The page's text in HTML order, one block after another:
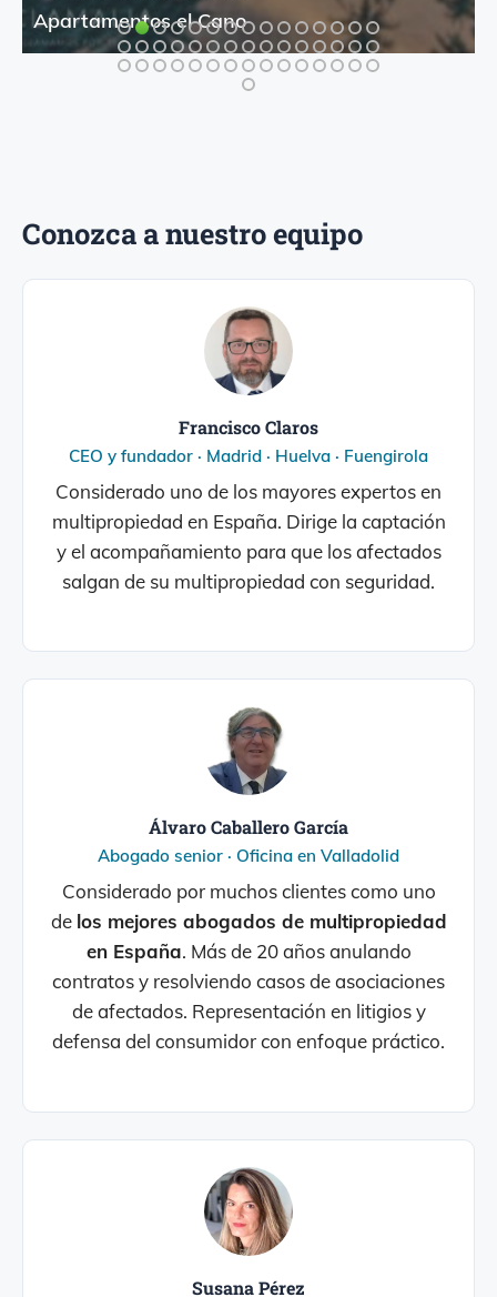
Apartamentos el Cano
Conozca a nuestro equipo
Francisco Claros
CEO y fundador · Madrid · Huelva · Fuengirola
Considerado uno de los mayores expertos en
multipropiedad en España. Dirige la captación
y el acompañamiento para que los afectados
salgan de su multipropiedad con seguridad.
Álvaro Caballero García
Abogado senior · Oficina en Valladolid
Considerado por muchos clientes como uno
de los mejores abogados de multipropiedad
en España. Más de 20 años anulando
contratos y resolviendo casos de asociaciones
de afectados. Representación en litigios y
defensa del consumidor con enfoque práctico.
Susana Pérez